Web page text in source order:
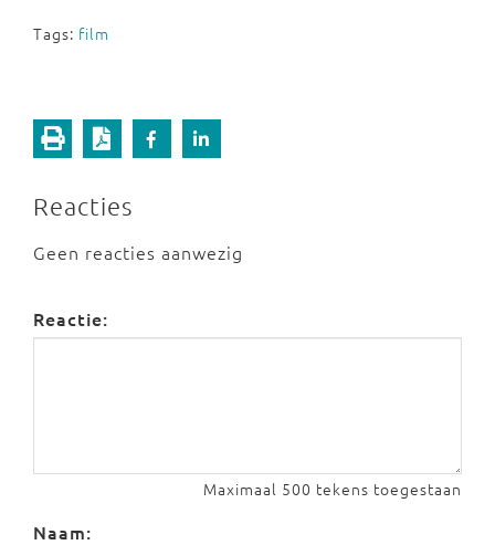
Tags: film
Reacties
Geen reacties aanwezig
Reactie:
Maximaal 500 tekens toegestaan
Naam: